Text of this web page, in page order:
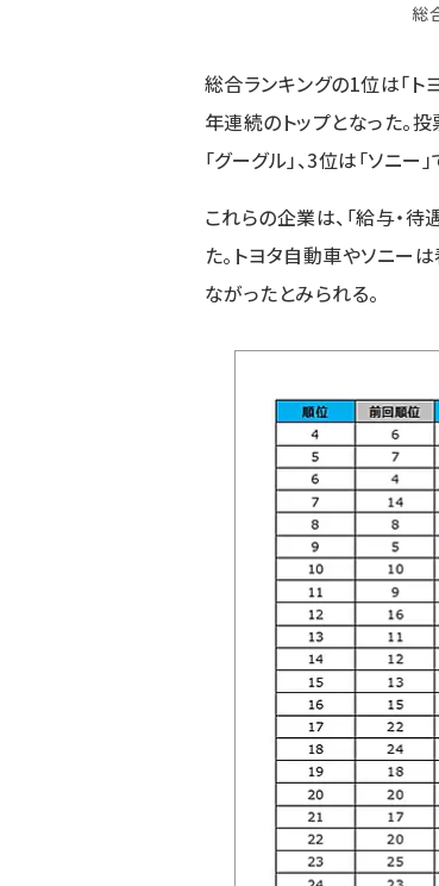
総
総合ランキングの1位は「
年連続のトップとなった。
「グーグル」、3位は「ソニ
これらの企業は、「給与・
た。トヨタ自動車やソニー
ながったとみられる。